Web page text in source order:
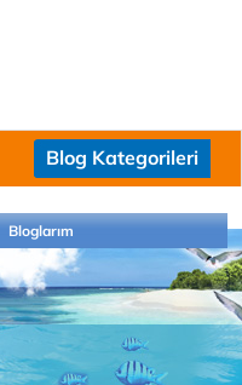
Blog Kategorileri
Bloglarım